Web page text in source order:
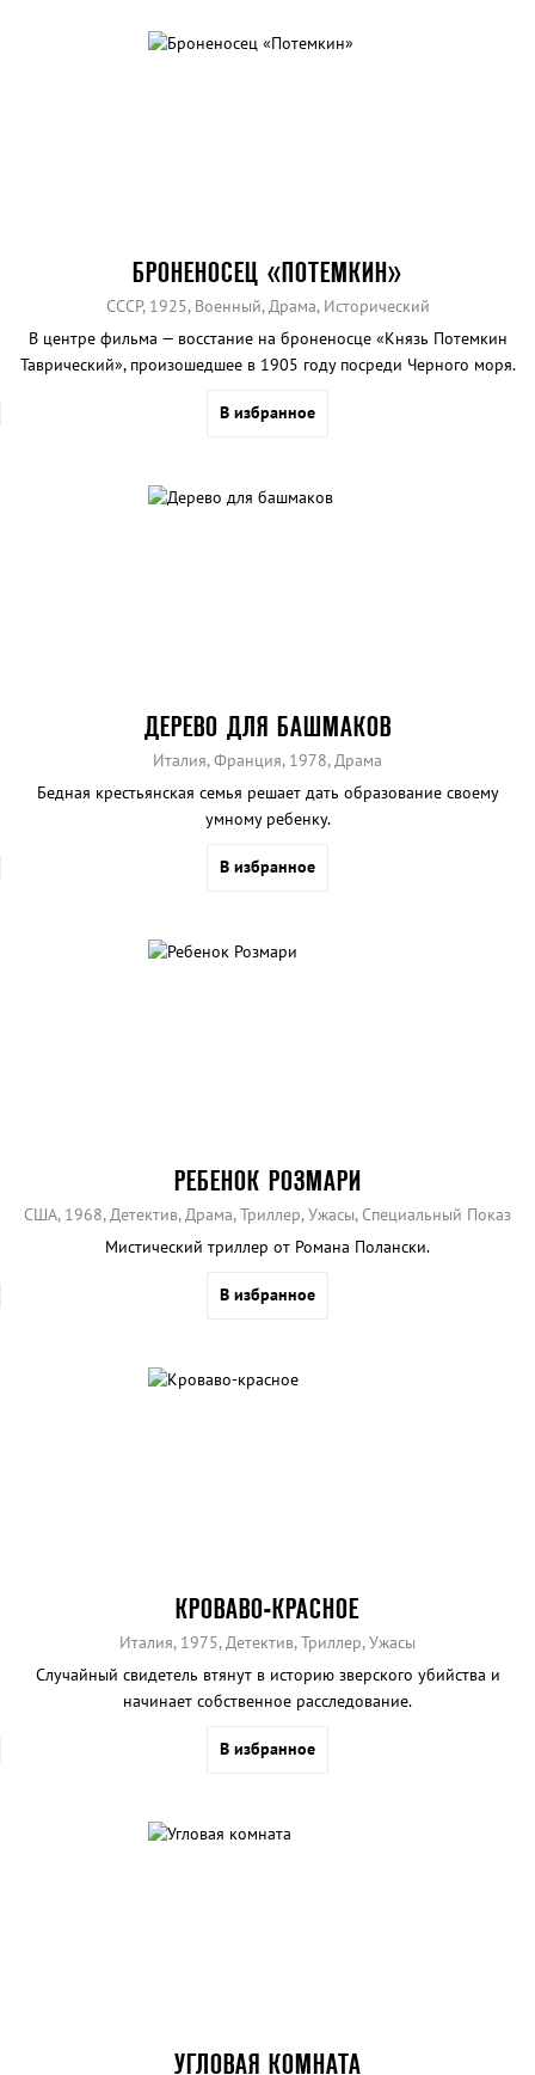
БРОНЕНОСЕЦ «ПОТЕМКИН»
СССР, 1925, Военный, Драма, Исторический
В центре фильма — восстание на броненосце «Князь Потемкин
Таврический», произошедшее в 1905 году посреди Черного моря.
В избранное
ДЕРЕВО ДЛЯ БАШМАКОВ
Италия, Франция, 1978, Драма
Бедная крестьянская семья решает дать образование своему
умному ребенку.
В избранное
РЕБЕНОК РОЗМАРИ
США, 1968, Детектив, Драма, Триллер, Ужасы, Специальный Показ
Мистический триллер от Романа Полански.
В избранное
КРОВАВО-КРАСНОЕ
Италия, 1975, Детектив, Триллер, Ужасы
Случайный свидетель втянут в историю зверского убийства и
начинает собственное расследование.
В избранное
УГЛОВАЯ КОМНАТА